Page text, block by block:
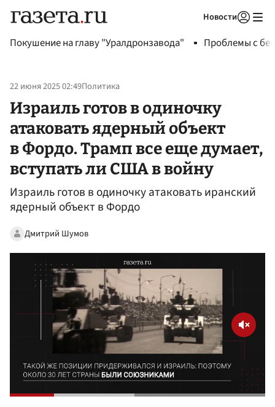
Новости
Покушение на главу "Уралдронзавода" Проблемы с
22 июня 2025 02:49Политика
Израиль готов в одиночку
атаковать ядерный объект
в Фордо. Трамп все еще думает,
вступать ли США в войну
Израиль готов в одиночку атаковать иранский
ядерный объект в Фордо
Дмитрий Шумов